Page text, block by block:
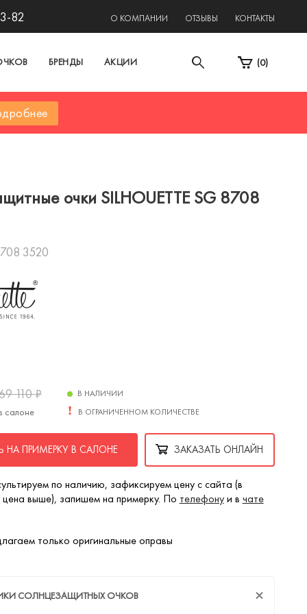
82 О КОМПАНИИ ОТЗЫВЫ КОНТАКТЫ
БРЕНДЫ АКЦИИ (0)
очки SILHOUETTE SG 8708
3520
110₽
салоне
В НАЛИЧИИ
В ОГРАНИЧЕННОМ КОЛИЧЕСТВЕ
ПРИМЕРКУ В САЛОНЕ ЗАКАЗАТЬ ОНЛАЙН
по наличию, зафиксируем цену с сайта (в
выше), запишем на примерку. По телефонуи в чате
только оригинальные оправы
СОЛНЦЕЗАЩИТНЫХ ОЧКОВ